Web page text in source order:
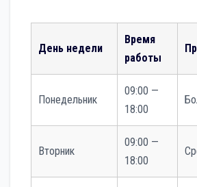
День недели
Время
работы
Понедельник
09:00 —
18:00
Вторник
09:00 —
18:00